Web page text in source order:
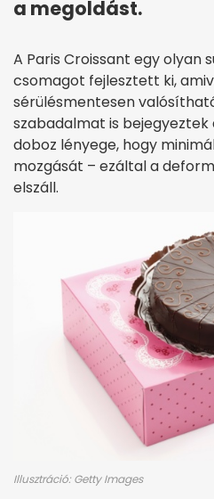
a megoldást.
A Paris Croissant egy olyan
csomagot fejlesztett ki,
sérülésmentesen
szabadalmat is bejegyeztek
doboz lényege, hogy
mozgását – ezáltal a
elszáll.
Illusztráció: Getty Images